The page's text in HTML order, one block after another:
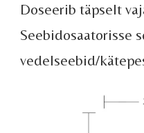
Doseerib täpselt
Seebidosaatorisse
vedelseebid/